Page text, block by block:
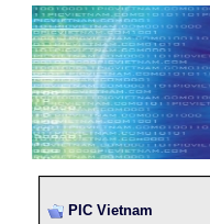
PIC Vietnam